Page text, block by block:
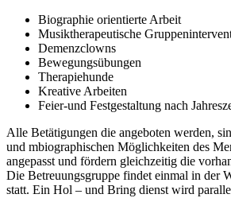
Biographie orientierte Arbeit
Musiktherapeutische
Demenzclowns
Bewegungsübungen
Therapiehunde
Kreative Arbeiten
Feier-und Festgestaltung nach
Alle Betätigungen die angeboten werden,
und mbiographischen Möglichkeiten des
angepasst und fördern gleichzeitig die
Die Betreuungsgruppe findet einmal in der
statt. Ein Hol – und Bring dienst wird